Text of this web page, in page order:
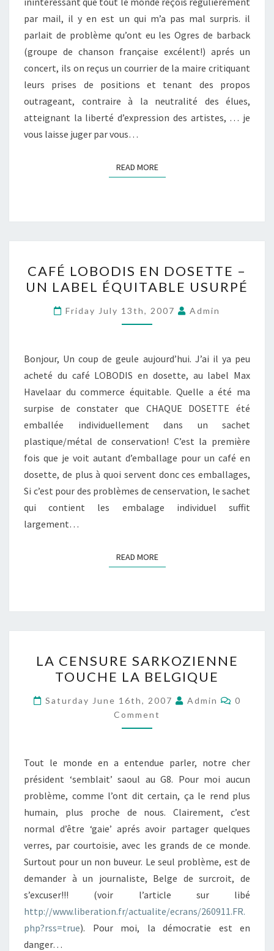
OGRES
DE
BARBACK
par mail, il y en est un qui m’a pas mal surpris. il
parlait de problème qu’ont eu les Ogres de barback
(groupe de chanson française excélent!) aprés un
concert, ils on reçus un courrier de la maire critiquant
leurs prises de positions et tenant des propos
outrageant, contraire à la neutralité des élues,
atteignant la liberté d’expression des artistes, … je
vous laisse juger par vous…
READ MOREREAD MORE
LOBODIS
EN
DOSETTE
–
LABEL
ÉQUITABLE
USURPÉ
CAFÉ LOBODIS EN DOSETTE –
UN LABEL ÉQUITABLE USURPÉ
Friday July 13th, 2007 Admin
Bonjour, Un coup de geule aujourd’hui. J’ai il ya peu
acheté du café LOBODIS en dosette, au label Max
Havelaar du commerce équitable. Quelle a été ma
surpise de constater que CHAQUE DOSETTE été
emballée individuellement dans un sachet
plastique/métal de conservation! C’est la première
fois que je voit autant d’emballage pour un café en
dosette, de plus à quoi servent donc ces emballages,
Si c’est pour des problèmes de censervation, le sachet
qui contient les embalage individuel suffit
largement…
READ MOREREAD MORE
CENSURE
SARKOZIENNE
TOUCHE
LA
BELGIQUE
LA CENSURE SARKOZIENNE
TOUCHE LA BELGIQUE
Saturday June 16th, 2007 Admin
0
Comment
Tout le monde en a entendue parler, notre cher
président ‘semblait’ saoul au G8. Pour moi aucun
problème, comme l’ont dit certain, ça le rend plus
humain, plus proche de nous. Clairement, c’est
normal d’être ‘gaie’ aprés avoir partager quelques
verres, par courtoisie, avec les grands de ce monde.
Surtout pour un non buveur. Le seul problème, est de
demander à un journaliste, Belge de surcroit, de
s’excuser!!! (voir l’article sur libé
http://www.liberation.fr/actualite/ecrans/260911.FR.
php?rss=true). Pour moi, la démocratie est en
danger…